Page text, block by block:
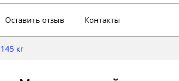
Оставить отзыв Контакты
кг